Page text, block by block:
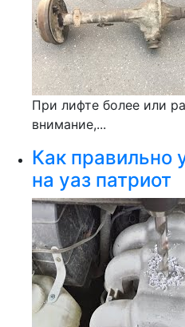
При лифте более или
внимание,...
Как правильно
на уаз патриот